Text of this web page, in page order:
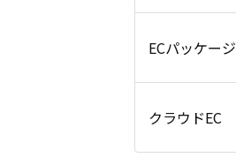
ECパッケージ
クラウドEC